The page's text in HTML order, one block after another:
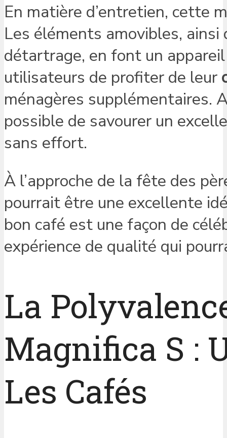
En matière d’entretien, cette
Les éléments amovibles,
détartrage, en font un
utilisateurs de profiter de leur
ménagères supplémentaires.
possible de savourer un
sans effort.
À l’approche de la fête des
pourrait être une excellente
bon café est une façon de
expérience de qualité qui
La
Magnifica S :
Les Cafés